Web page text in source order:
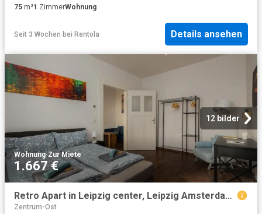
75 m²1 ZimmerWohnung
Seit 3 Wochen bei Rentola Details ansehen
12 bilder
Wohnung·Zur Miete
1.667 €
Retro Apart in Leipzig center, Leipzig Amsterdam Apartments for Rent
Zentrum-Ost